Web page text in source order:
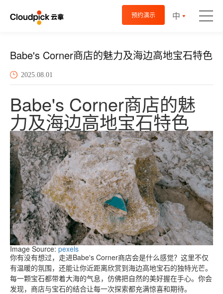
预约演示 中
Babe's Corner商店的魅力及海边高地宝石特色
2025.08.01
Babe's Corner商店的魅
力及海边高地宝石特色
Image Source:pexels
你有没有想过，走进Babe's Corner商店会是什么感觉？这里不仅
有温暖的氛围，还能让你近距离欣赏到海边高地宝石的独特光芒。
每一颗宝石都带着大海的气息，仿佛把自然的美好握在手心。你会
发现，商店与宝石的结合让每一次探索都充满惊喜和期待。